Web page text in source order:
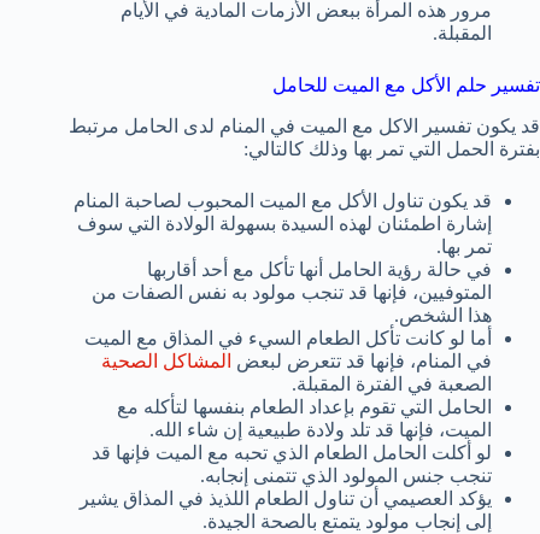
مرور هذه المرأة ببعض الأزمات المادية في الأيام
المقبلة.
تفسير حلم الأكل مع الميت للحامل
قد يكون تفسير الاكل مع الميت في المنام لدى الحامل مرتبط
بفترة الحمل التي تمر بها وذلك كالتالي:
قد يكون تناول الأكل مع الميت المحبوب لصاحبة المنام
إشارة اطمئنان لهذه السيدة بسهولة الولادة التي سوف
تمر بها.
في حالة رؤية الحامل أنها تأكل مع أحد أقاربها
المتوفيين، فإنها قد تنجب مولود به نفس الصفات من
هذا الشخص.
أما لو كانت تأكل الطعام السيء في المذاق مع الميت
في المنام، فإنها قد تتعرض لبعض المشاكل الصحية
الصعبة في الفترة المقبلة.
الحامل التي تقوم بإعداد الطعام بنفسها لتأكله مع
الميت، فإنها قد تلد ولادة طبيعية إن شاء الله.
لو أكلت الحامل الطعام الذي تحبه مع الميت فإنها قد
تنجب جنس المولود الذي تتمنى إنجابه.
يؤكد العصيمي أن تناول الطعام اللذيذ في المذاق يشير
إلى إنجاب مولود يتمتع بالصحة الجيدة.